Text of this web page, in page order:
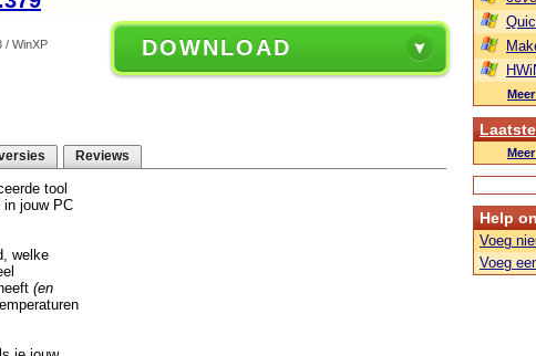
/ WinXP
DOWNLOAD
Reviews
tool
jouw PC
welke
(en
Help
Voeg
Voeg